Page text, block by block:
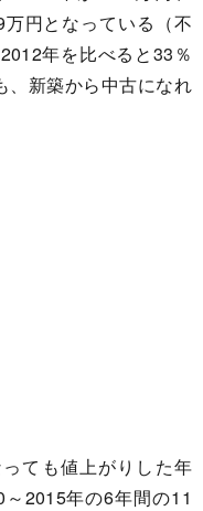
円となっている（不
年を比べると33％
、新築から中古になれ
ても値上がりした年
2015年の6年間の11